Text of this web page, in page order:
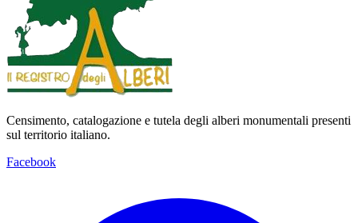
Censimento, catalogazione e tutela degli alberi monumentali presenti
sul territorio italiano.
Facebook